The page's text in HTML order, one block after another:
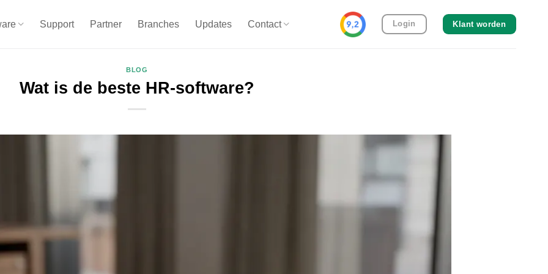
Support Partner Branches Updates Contact Login Klant worden
BLOG
Wat is de beste HR-software?